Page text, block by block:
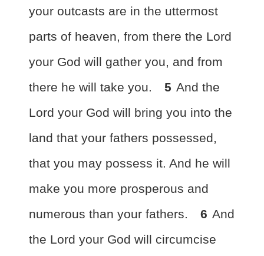
your outcasts are in the uttermost
parts of heaven, from there the Lord
your God will gather you, and from
there he will take you.
5 And the
Lord your God will bring you into the
land that your fathers possessed,
that you may possess it. And he will
make you more prosperous and
numerous than your fathers.
6 And
the Lord your God will circumcise